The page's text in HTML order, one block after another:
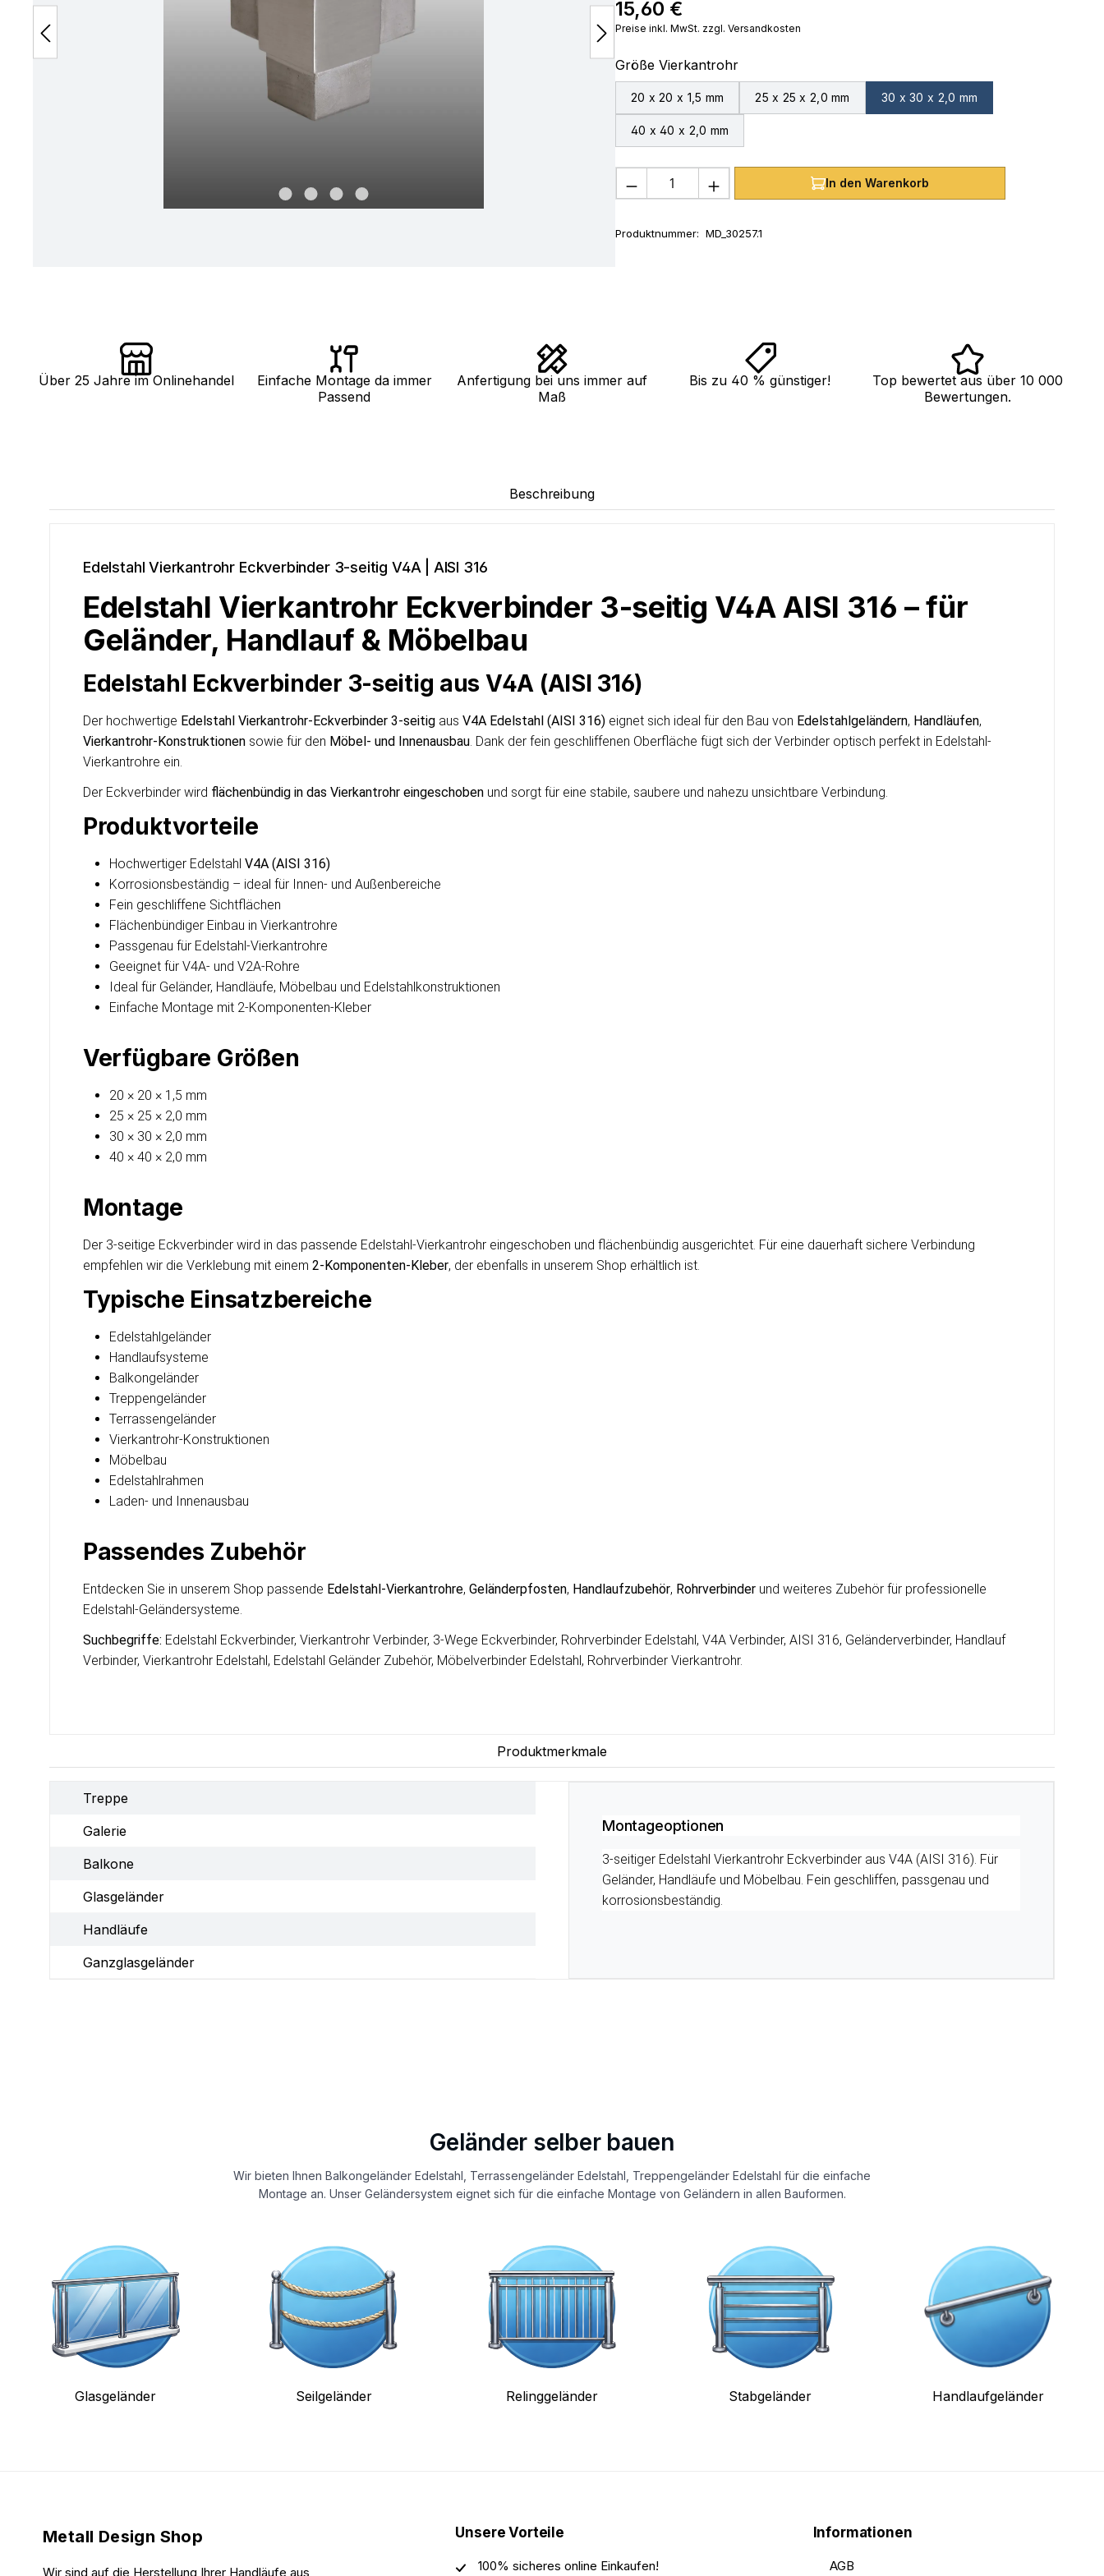
Regulärer Preis:
15,60 €
Preise inkl. MwSt. zzgl. Versandkosten
Größe Vierkantrohrauswählen
20 x 20 x 1,5 mm 25 x 25 x 2,0 mm 30 x 30 x 2,0 mm
40 x 40 x 2,0 mm
Produkt Anzahl: Gib den gewünschten Wert ein
In den Warenkorb
Produktnummer: MD_30257.1
Über 25 Jahre im Onlinehandel
Einfache Montage da immer
Passend
Anfertigung bei uns immer auf
Maß
Bis zu 40 % günstiger!
Top bewertet aus über 10 000
Bewertungen.
Beschreibung
Edelstahl Vierkantrohr Eckverbinder 3-seitig V4A | AISI 316
Edelstahl Vierkantrohr Eckverbinder 3-seitig V4A AISI 316 – für
Geländer, Handlauf & Möbelbau
Edelstahl Eckverbinder 3-seitig aus V4A (AISI 316)
Der hochwertige Edelstahl Vierkantrohr-Eckverbinder 3-seitig aus V4A Edelstahl (AISI 316) eignet sich ideal für den Bau von Edelstahlgeländern, Handläufen,
Vierkantrohr-Konstruktionen sowie für den Möbel- und Innenausbau. Dank der fein geschliffenen Oberfläche fügt sich der Verbinder optisch perfekt in Edelstahl-
Vierkantrohre ein.
Der Eckverbinder wird flächenbündig in das Vierkantrohr eingeschoben und sorgt für eine stabile, saubere und nahezu unsichtbare Verbindung.
Produktvorteile
Hochwertiger Edelstahl V4A (AISI 316)
Korrosionsbeständig – ideal für Innen- und Außenbereiche
Fein geschliffene Sichtflächen
Flächenbündiger Einbau in Vierkantrohre
Passgenau für Edelstahl-Vierkantrohre
Geeignet für V4A- und V2A-Rohre
Ideal für Geländer, Handläufe, Möbelbau und Edelstahlkonstruktionen
Einfache Montage mit 2-Komponenten-Kleber
Verfügbare Größen
20 × 20 × 1,5 mm
25 × 25 × 2,0 mm
30 × 30 × 2,0 mm
40 × 40 × 2,0 mm
Montage
Der 3-seitige Eckverbinder wird in das passende Edelstahl-Vierkantrohr eingeschoben und flächenbündig ausgerichtet. Für eine dauerhaft sichere Verbindung
empfehlen wir die Verklebung mit einem 2-Komponenten-Kleber, der ebenfalls in unserem Shop erhältlich ist.
Typische Einsatzbereiche
Edelstahlgeländer
Handlaufsysteme
Balkongeländer
Treppengeländer
Terrassengeländer
Vierkantrohr-Konstruktionen
Möbelbau
Edelstahlrahmen
Laden- und Innenausbau
Passendes Zubehör
Entdecken Sie in unserem Shop passende Edelstahl-Vierkantrohre, Geländerpfosten, Handlaufzubehör, Rohrverbinder und weiteres Zubehör für professionelle
Edelstahl-Geländersysteme.
Suchbegriffe: Edelstahl Eckverbinder, Vierkantrohr Verbinder, 3-Wege Eckverbinder, Rohrverbinder Edelstahl, V4A Verbinder, AISI 316, Geländerverbinder, Handlauf
Verbinder, Vierkantrohr Edelstahl, Edelstahl Geländer Zubehör, Möbelverbinder Edelstahl, Rohrverbinder Vierkantrohr.
Produktmerkmale
Treppe
Galerie
Balkone
Glasgeländer
Handläufe
Ganzglasgeländer
Montageoptionen
3-seitiger Edelstahl Vierkantrohr Eckverbinder aus V4A (AISI 316). Für
Geländer, Handläufe und Möbelbau. Fein geschliffen, passgenau und
korrosionsbeständig.
Geländer selber bauen
Wir bieten Ihnen Balkongeländer Edelstahl, Terrassengeländer Edelstahl, Treppengeländer Edelstahl für die einfache
Montage an. Unser Geländersystem eignet sich für die einfache Montage von Geländern in allen Bauformen.
Glasgeländer Seilgeländer Relinggeländer Stabgeländer Handlaufgeländer
Metall Design Shop
Wir sind auf die Herstellung Ihrer Handläufe aus
Unsere Vorteile
100% sicheres online Einkaufen!
Informationen
AGB